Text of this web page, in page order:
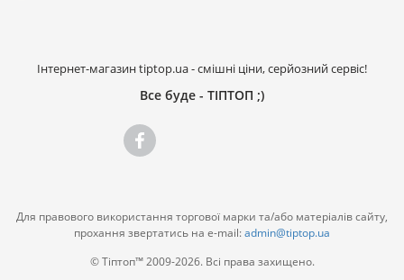
Інтернет-магазин tiptop.ua - смішні ціни, серйозний сервіс!
Все буде - ТІПТОП ;)
Для правового використання торгової марки та/або матеріалів сайту,
прохання звертатись на e-mail:admin@tiptop.ua
© Тіптоп™ 2009-2026. Всі права захищено.